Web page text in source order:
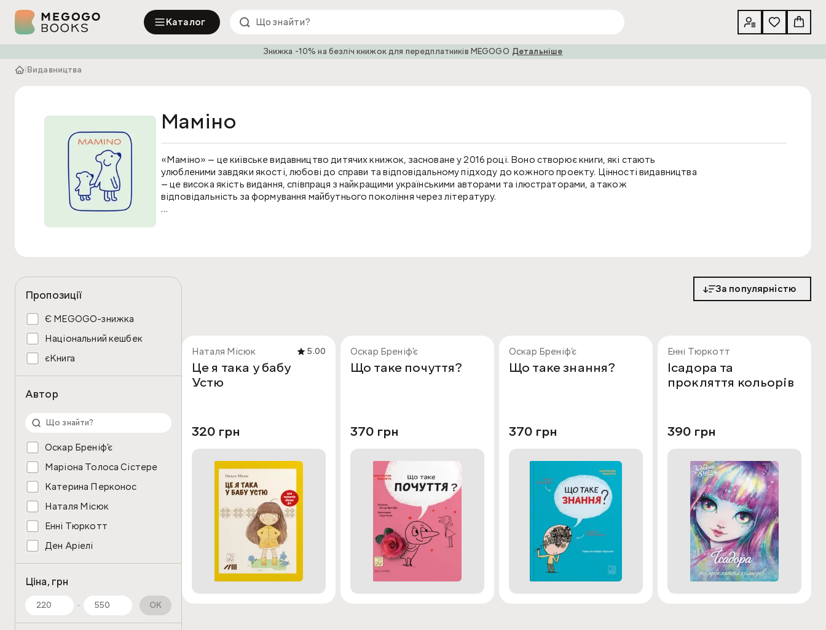
Каталог
Знижка -10% на безліч книжок для передплатників MEGOGO Детальніше
Видавництва
Маміно
«Маміно» — це київське видавництво дитячих книжок, засноване у 2016 році. Воно створює книги, які стають
улюбленими завдяки якості, любові до справи та відповідальному підходу до кожного проекту. Цінності видавництва
— це висока якість видання, співпраця з найкращими українськими авторами та ілюстраторами, а також
відповідальність за формування майбутнього покоління через літературу.
Пропозиції
Є MEGOGO-знижка
Національний кешбек
єКнига
Автор
Оскар Бреніфʼє
Маріона Толоса Сістере
Катерина Перконос
Наталя Місюк
Енні Тюркотт
Ден Аріелі
Ціна, грн
OK
За популярністю
Наталя Місюк 5.00
Це я така у бабу
Устю
320 грн
Оскар Бреніфʼє
Що таке почуття?
370 грн
Оскар Бреніфʼє
Що таке знання?
370 грн
Енні Тюркотт
Ісадора та
прокляття кольорів
390 грн